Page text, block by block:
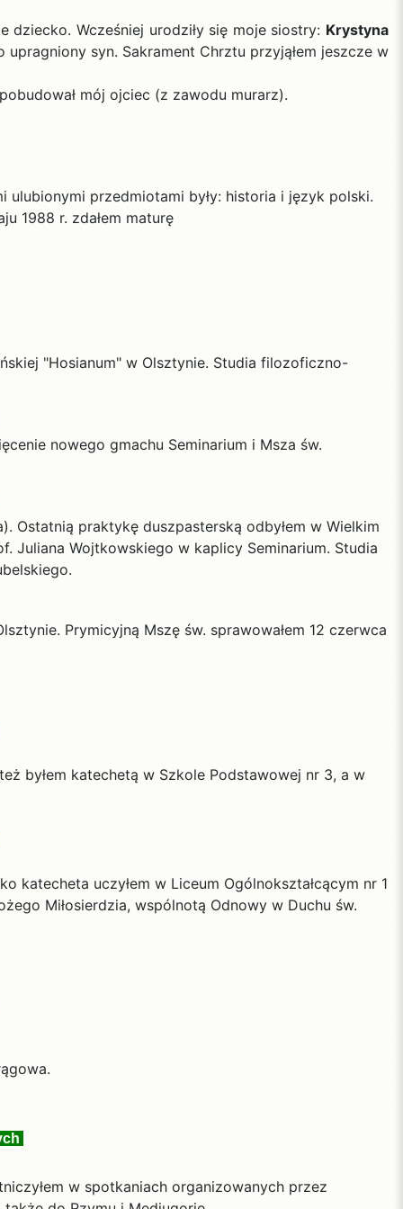
Wcześniej urodziły się moje siostry: Krystyna
syn. Sakrament Chrztu przyjąłem jeszcze w
mój ojciec (z zawodu murarz).
ulubionymi przedmiotami były: historia i język polski.
1988 r. zdałem maturę
"Hosianum" w Olsztynie. Studia filozoficzno-
nowego gmachu Seminarium i Msza św.
Ostatnią praktykę duszpasterską odbyłem w Wielkim
Juliana Wojtkowskiego w kaplicy Seminarium. Studia
Prymicyjną Mszę św. sprawowałem 12 czerwca
byłem katechetą w Szkole Podstawowej nr 3, a w
katecheta uczyłem w Liceum Ogólnokształcącym nr 1
Miłosierdzia, wspólnotą Odnowy w Duchu św.
w spotkaniach organizowanych przez